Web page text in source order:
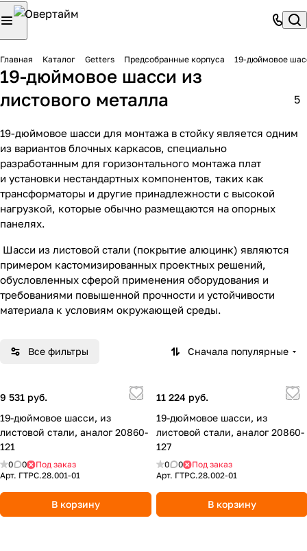
Главная Каталог Getters Предсобранные корпуса 19-дюймовое
19-дюймовое шасси из
листового металла
5
19-дюймовое шасси для монтажа в стойку является одним
из вариантов блочных каркасов, специально
разработанным для горизонтального монтажа плат
и установки нестандартных компонентов, таких как
трансформаторы и другие принадлежности с высокой
нагрузкой, которые обычно размещаются на опорных
панелях.
Шасси из листовой стали (покрытие алюцинк) являются
примером кастомизированных проектных решений,
обусловленных сферой применения оборудования и
требованиями повышенной прочности и устойчивости
материала к условиям окружающей среды.
Все фильтры Сначала популярные
9 531 руб.
19-дюймовое шасси, из
листовой стали, аналог 20860-
121
0 0
Под заказ
Арт. ГТРС.28.001-01
В корзину
11 224 руб.
19-дюймовое шасси, из
листовой стали, аналог 20860-
127
0 0
Под заказ
Арт. ГТРС.28.002-01
В корзину